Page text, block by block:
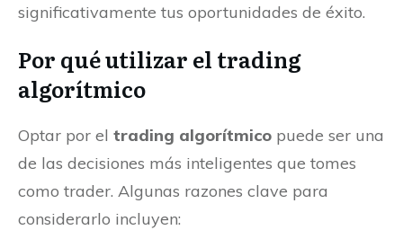
significativamente tus oportunidades de éxito.
Por qué utilizar el trading
algorítmico
Optar por el trading algorítmico puede ser una
de las decisiones más inteligentes que tomes
como trader. Algunas razones clave para
considerarlo incluyen: